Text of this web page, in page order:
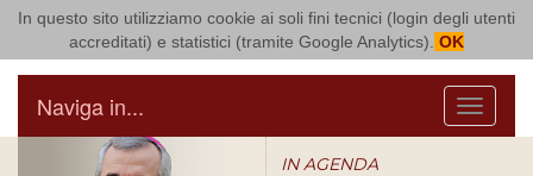
In questo sito utilizziamo cookie ai soli fini tecnici (login degli utenti
accreditati) e statistici (tramite Google Analytics). OK
Arcidiocesi di Bari Bitonto
Menu
Naviga in...
IN AGENDA